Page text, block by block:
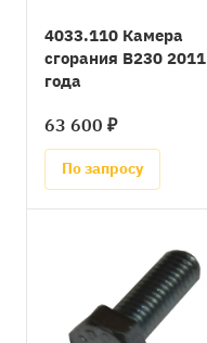
4033.110 Камера
сгорания B230 2011
года
63 600 ₽
По запросу